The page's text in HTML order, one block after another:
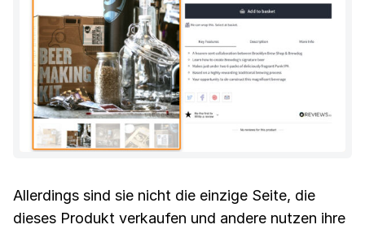
Allerdings sind sie nicht die einzige Seite, die
dieses Produkt verkaufen und andere nutzen ihre